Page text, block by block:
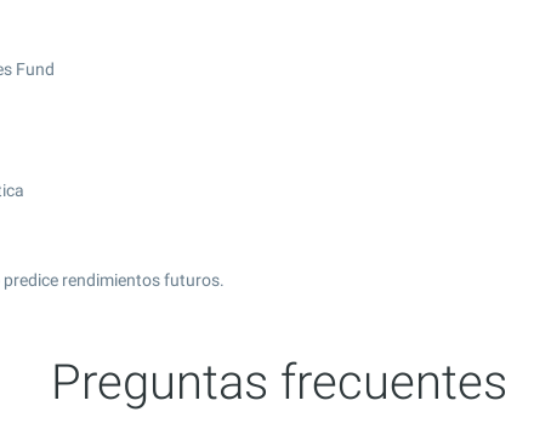
Fund
rendimientos futuros.
Preguntas frecuentes